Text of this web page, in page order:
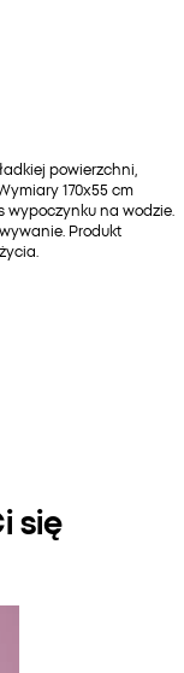
powierzchni,
170x55 cm
wypoczynku na wodzie.
Produkt
się